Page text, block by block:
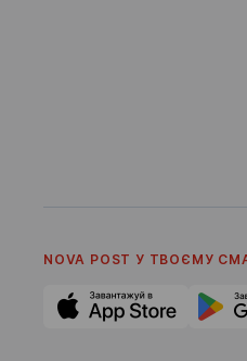
NOVA POST У ТВОЄМУ